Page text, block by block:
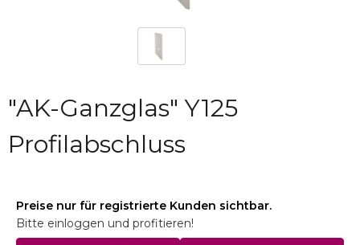
"AK-Ganzglas" Y125
Profilabschluss
Preise nur für registrierte Kunden sichtbar.
Bitte einloggen und profitieren!